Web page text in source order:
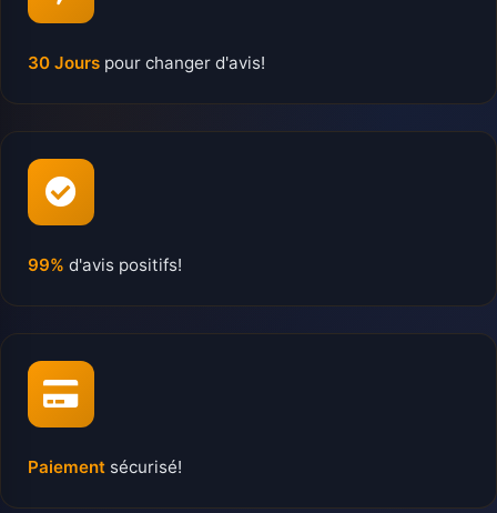
30 Jours pour changer d'avis!
99% d'avis positifs!
Paiement sécurisé!